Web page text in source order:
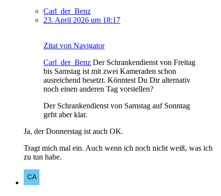
Carl_der_Benz
23. April 2026 um 18:17
Zitat von Navigator
Carl_der_Benz Der Schrankendienst von Freitag
bis Samstag ist mit zwei Kameraden schon
ausreichend besetzt. Könntest Du Dir alternativ
noch einen anderen Tag vorstellen?
Der Schrankendienst von Samstag auf Sonntag
geht aber klar.
Ja, der Donnerstag ist auch OK.
Tragt mich mal ein. Auch wenn ich noch nicht weiß, was ich
zu tun habe.